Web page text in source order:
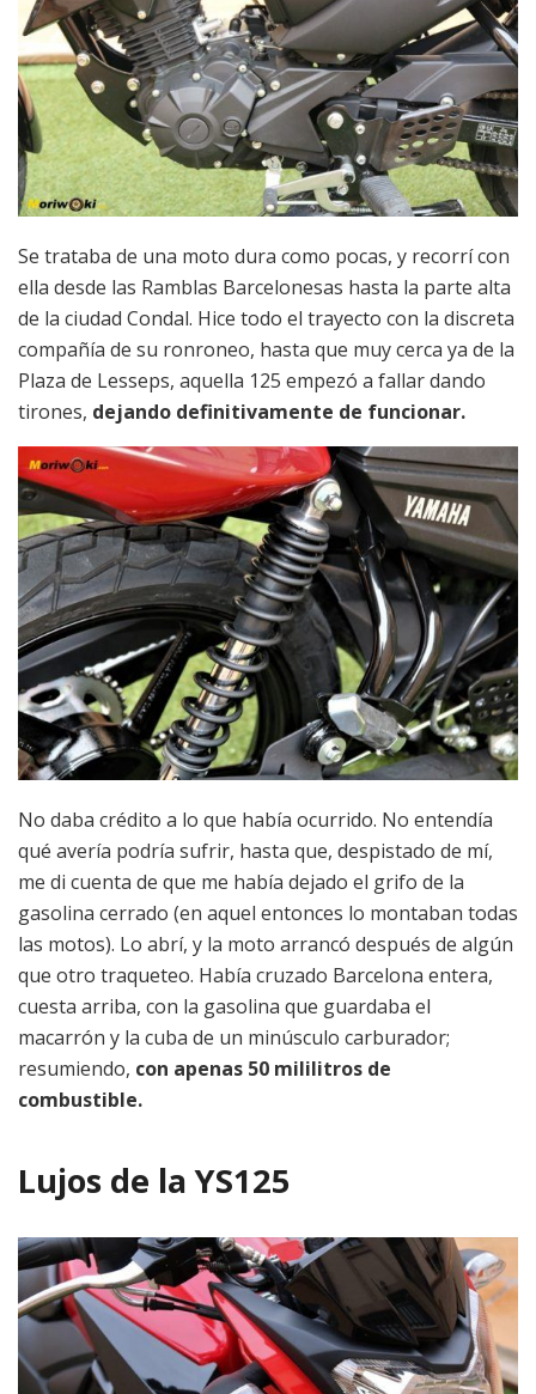
Se trataba de una moto dura como pocas, y recorrí con
ella desde las Ramblas Barcelonesas hasta la parte alta
de la ciudad Condal. Hice todo el trayecto con la discreta
compañía de su ronroneo, hasta que muy cerca ya de la
Plaza de Lesseps, aquella 125 empezó a fallar dando
tirones, dejando definitivamente de funcionar.
No daba crédito a lo que había ocurrido. No entendía
qué avería podría sufrir, hasta que, despistado de mí,
me di cuenta de que me había dejado el grifo de la
gasolina cerrado (en aquel entonces lo montaban todas
las motos). Lo abrí, y la moto arrancó después de algún
que otro traqueteo. Había cruzado Barcelona entera,
cuesta arriba, con la gasolina que guardaba el
macarrón y la cuba de un minúsculo carburador;
resumiendo, con apenas 50 mililitros de
combustible.
Lujos de la YS125